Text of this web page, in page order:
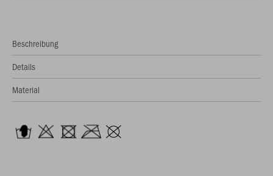
Beschreibung
Details
Material